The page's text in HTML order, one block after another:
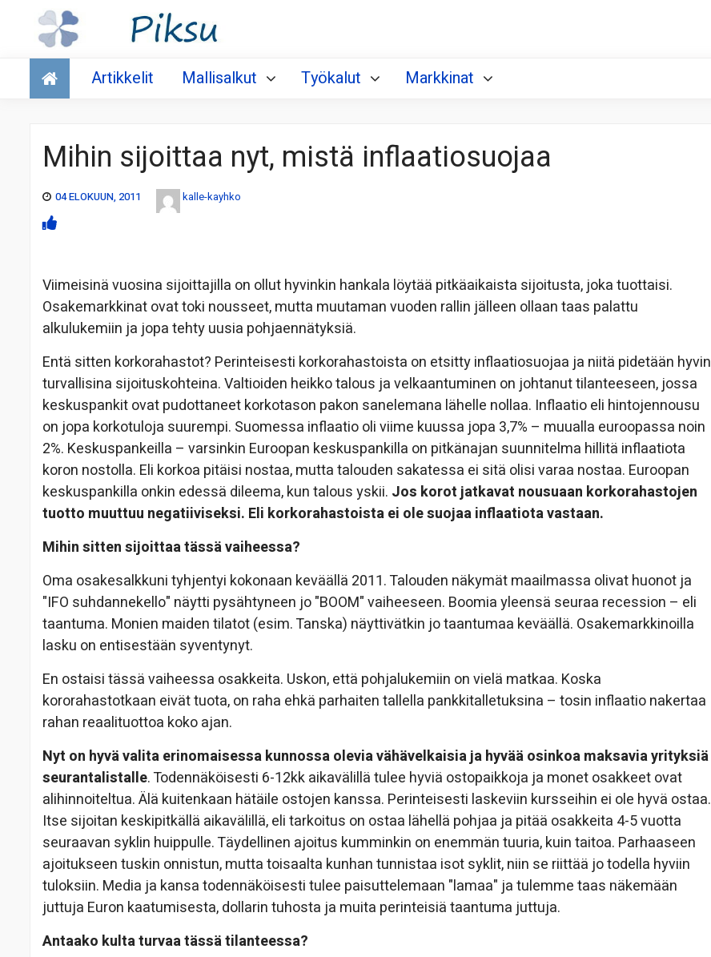
Talous
Artikkelit Mallisalkut Työkalut Markkinat
Mihin sijoittaa nyt, mistä inflaatiosuojaa
04 ELOKUUN, 2011 kalle-kayhko
Viimeisinä vuosina sijoittajilla on ollut hyvinkin hankala löytää pitkäaikaista sijoitusta, joka tuottaisi.
Osakemarkkinat ovat toki nousseet, mutta muutaman vuoden rallin jälleen ollaan taas palattu
alkulukemiin ja jopa tehty uusia pohjaennätyksiä.
Entä sitten korkorahastot? Perinteisesti korkorahastoista on etsitty inflaatiosuojaa ja niitä pidetään hyvin
turvallisina sijoituskohteina. Valtioiden heikko talous ja velkaantuminen on johtanut tilanteeseen, jossa
keskuspankit ovat pudottaneet korkotason pakon sanelemana lähelle nollaa. Inflaatio eli hintojennousu
on jopa korkotuloja suurempi. Suomessa inflaatio oli viime kuussa jopa 3,7% – muualla euroopassa noin
2%. Keskuspankeilla – varsinkin Euroopan keskuspankilla on pitkänajan suunnitelma hillitä inflaatiota
koron nostolla. Eli korkoa pitäisi nostaa, mutta talouden sakatessa ei sitä olisi varaa nostaa. Euroopan
keskuspankilla onkin edessä dileema, kun talous yskii. Jos korot jatkavat nousuaan korkorahastojen
tuotto muuttuu negatiiviseksi. Eli korkorahastoista ei ole suojaa inflaatiota vastaan.
Mihin sitten sijoittaa tässä vaiheessa?
Oma osakesalkkuni tyhjentyi kokonaan keväällä 2011. Talouden näkymät maailmassa olivat huonot ja
"IFO suhdannekello" näytti pysähtyneen jo "BOOM" vaiheeseen. Boomia yleensä seuraa recession – eli
taantuma. Monien maiden tilatot (esim. Tanska) näyttivätkin jo taantumaa keväällä. Osakemarkkinoilla
lasku on entisestään syventynyt.
En ostaisi tässä vaiheessa osakkeita. Uskon, että pohjalukemiin on vielä matkaa. Koska
kororahastotkaan eivät tuota, on raha ehkä parhaiten tallella pankkitalletuksina – tosin inflaatio nakertaa
rahan reaalituottoa koko ajan.
Nyt on hyvä valita erinomaisessa kunnossa olevia vähävelkaisia ja hyvää osinkoa maksavia yrityksiä
seurantalistalle. Todennäköisesti 6-12kk aikavälillä tulee hyviä ostopaikkoja ja monet osakkeet ovat
alihinnoiteltua. Älä kuitenkaan hätäile ostojen kanssa. Perinteisesti laskeviin kursseihin ei ole hyvä ostaa.
Itse sijoitan keskipitkällä aikavälillä, eli tarkoitus on ostaa lähellä pohjaa ja pitää osakkeita 4-5 vuotta
seuraavan syklin huippulle. Täydellinen ajoitus kumminkin on enemmän tuuria, kuin taitoa. Parhaaseen
ajoitukseen tuskin onnistun, mutta toisaalta kunhan tunnistaa isot syklit, niin se riittää jo todella hyviin
tuloksiin. Media ja kansa todennäköisesti tulee paisuttelemaan "lamaa" ja tulemme taas näkemään
juttuja Euron kaatumisesta, dollarin tuhosta ja muita perinteisiä taantuma juttuja.
Antaako kulta turvaa tässä tilanteessa?